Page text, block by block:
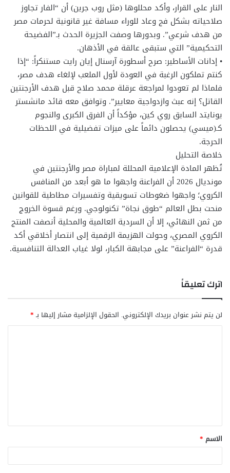
النار على القرار، وأكد محللوها (مثل روب جرين) أن “الفار تجاوز
صلاحياته بشكل فج وعاد للوراء مسافة غير قانونية لحرمات مصر
من هدف شرعي”. وبدورها وصفت الجزيرة الحدث بـ”الفضيحة
التحكيمية” التي ستبقى عالقة في الأذهان.
• إدانات الأساطير: صرح أسطورة آرسنال إيان رايت مستنكراً: “إذا
كنتم تملكون الرغبة في العودة لأول الملعب لإلغاء هدف مصر،
فلماذا لم تعودوا لمراجعة عرقلة محمد صلاح قبل هدف الأرجنتين
القاتل؟ إنه عبث وازدواجية معايير”. وتوافق معه قائد مانشستر
يونايتد السابق روي كين، مؤكداً أن الفرق الكبرى والنجوم
كـ(ميسي) يحصلون دائماً على ميزات تفضيلية في اللحظات
الحرجة.
خلاصة التحليل
تُظهر المادة الإعلامية المحللة لمباراة مصر والأرجنتين في
مونديال 2026 أن الفراعنة واجهوا ما هو أبعد من المنافس
الكروي؛ واجهوا ضغوطات تسويقية وتفسيرات مطاطية للقوانين
منحت بطل العالم “طوق نجاة” تكنولوجي. ورغم قسوة الخروج
من ثمن النهائي، إلا أن السردية العالمية والمحلية أنصفت المنتج
الكروي المصري، وحولت الهزيمة الرقمية إلى انتصار أخلاقي أكد
قدرة “الفراعنة” على مجابهة الكبار، لولا غياب العدالة التنافسية.
اترك تعليقاً
لن يتم نشر عنوان بريدك الإلكتروني. الحقول الإلزامية مشار إليها بـ*
ق
*
الاسم *